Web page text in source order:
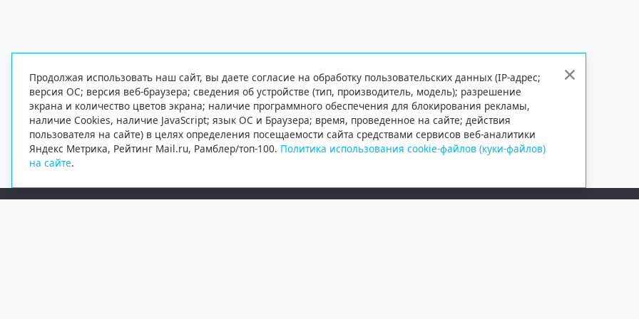
Продолжая использовать наш сайт, вы даете согласие на обработку пользовательских данных (IP-адрес;
версия ОС; версия веб-браузера; сведения об устройстве (тип, производитель, модель); разрешение
экрана и количество цветов экрана; наличие программного обеспечения для блокирования рекламы,
наличие Cookies, наличие JavaScript; язык ОС и Браузера; время, проведенное на сайте; действия
пользователя на сайте) в целях определения посещаемости сайта средствами сервисов веб-аналитики
Яндекс Метрика, Рейтинг Mail.ru, Рамблер/топ-100. Политика использования cookie-файлов (куки-файлов)
на сайте.